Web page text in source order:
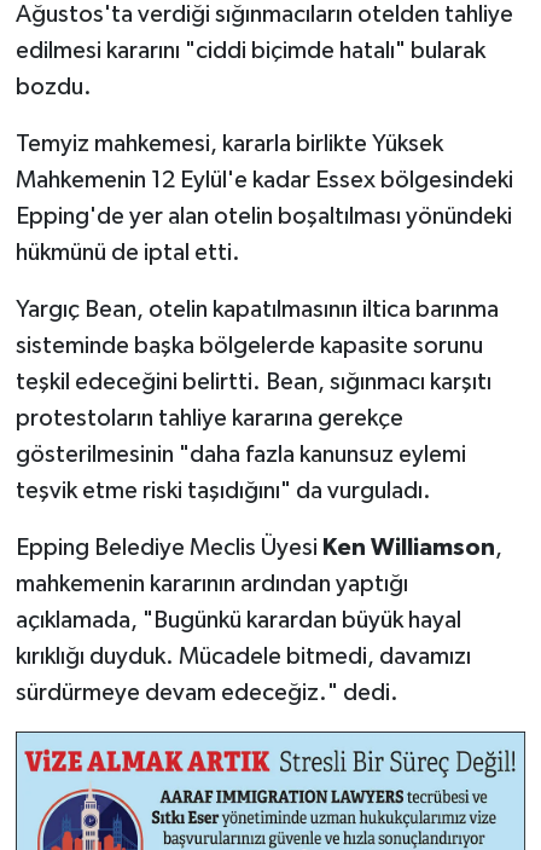
Ağustos'ta verdiği sığınmacıların otelden tahliye
edilmesi kararını "ciddi biçimde hatalı" bularak
bozdu.
Temyiz mahkemesi, kararla birlikte Yüksek
Mahkemenin 12 Eylül'e kadar Essex bölgesindeki
Epping'de yer alan otelin boşaltılması yönündeki
hükmünü de iptal etti.
Yargıç Bean, otelin kapatılmasının iltica barınma
sisteminde başka bölgelerde kapasite sorunu
teşkil edeceğini belirtti. Bean, sığınmacı karşıtı
protestoların tahliye kararına gerekçe
gösterilmesinin "daha fazla kanunsuz eylemi
teşvik etme riski taşıdığını" da vurguladı.
Epping Belediye Meclis Üyesi Ken Williamson,
mahkemenin kararının ardından yaptığı
açıklamada, "Bugünkü karardan büyük hayal
kırıklığı duyduk. Mücadele bitmedi, davamızı
sürdürmeye devam edeceğiz." dedi.